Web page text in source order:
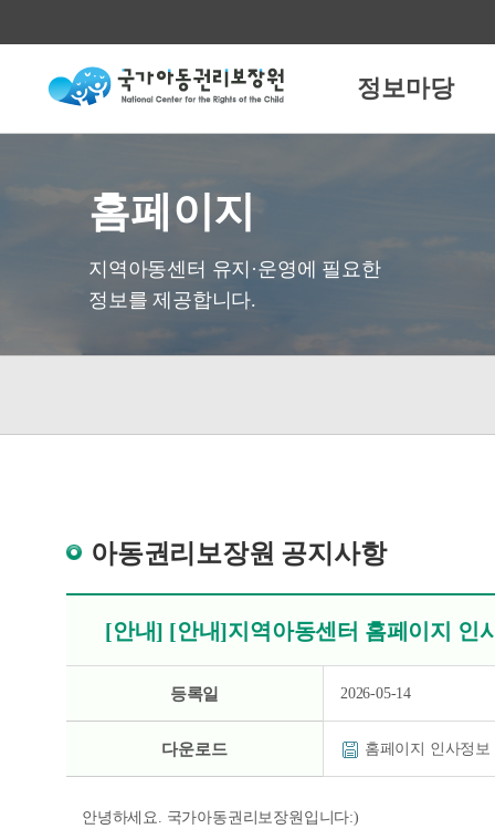
정보마당
홈페이지
지역아동센터 유지·운영에 필요한
정보를 제공합니다.
아동권리보장원 공지사항
[안내] [안내]지역아동센터 홈페이지 인
등록일 2026-05-14
다운로드 홈페이지 인사정
안녕하세요. 국가아동권리보장원입니다:)